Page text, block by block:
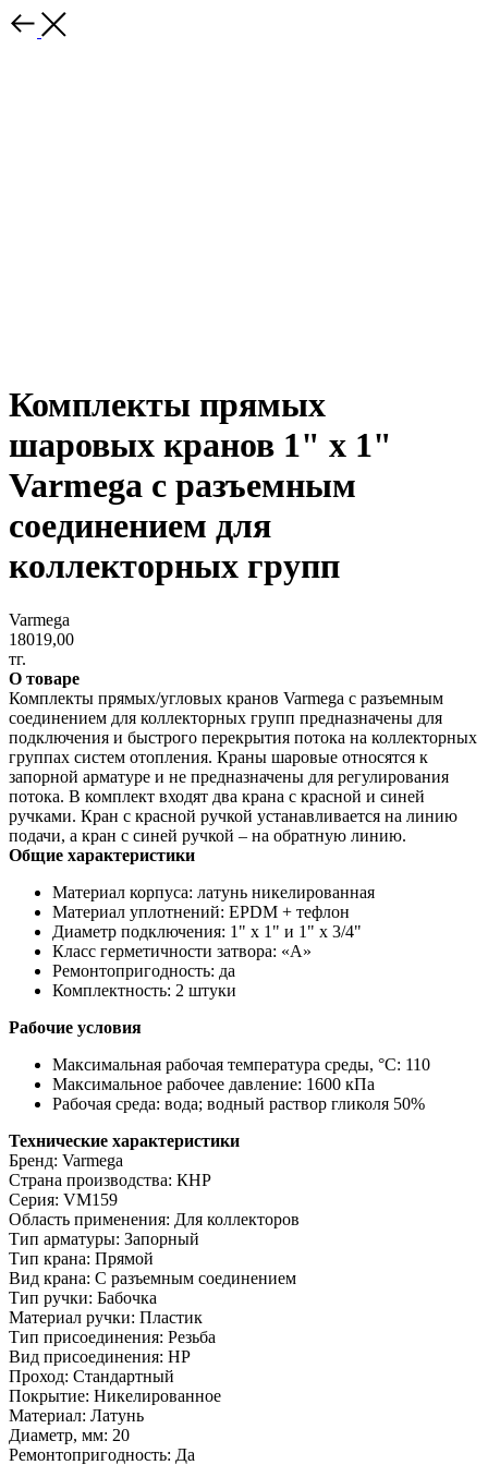
Комплекты прямых
шаровых кранов 1" х 1"
Varmega с разъемным
соединением для
коллекторных групп
Varmega
18019,00
тг.
О товаре
Комплекты прямых/угловых кранов Varmega с разъемным
соединением для коллекторных групп предназначены для
подключения и быстрого перекрытия потока на коллекторных
группах систем отопления. Краны шаровые относятся к
запорной арматуре и не предназначены для регулирования
потока. В комплект входят два крана с красной и синей
ручками. Кран с красной ручкой устанавливается на линию
подачи, а кран с синей ручкой – на обратную линию.
Общие характеристики
Материал корпуса: латунь никелированная
Материал уплотнений: EPDM + тефлон
Диаметр подключения: 1" х 1" и 1" х 3/4"
Класс герметичности затвора: «А»
Ремонтопригодность: да
Комплектность: 2 штуки
Рабочие условия
Максимальная рабочая температура среды, °С: 110
Максимальное рабочее давление: 1600 кПа
Рабочая среда: вода; водный раствор гликоля 50%
Технические характеристики
Бренд: Varmega
Страна производства: КНР
Серия: VM159
Область применения: Для коллекторов
Тип арматуры: Запорный
Тип крана: Прямой
Вид крана: С разъемным соединением
Тип ручки: Бабочка
Материал ручки: Пластик
Тип присоединения: Резьба
Вид присоединения: НР
Проход: Стандартный
Покрытие: Никелированное
Материал: Латунь
Диаметр, мм: 20
Ремонтопригодность: Да